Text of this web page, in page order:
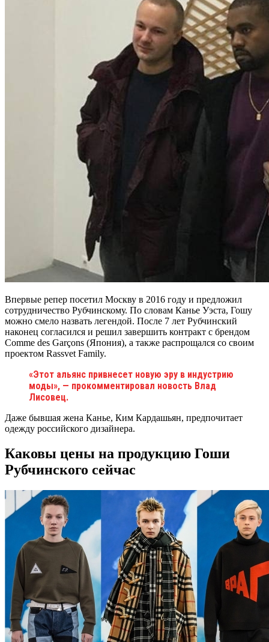
Впервые репер посетил Москву в 2016 году и предложил
сотрудничество Рубчинскому. По словам Канье Уэста, Гошу
можно смело назвать легендой. После 7 лет Рубчинский
наконец согласился и решил завершить контракт с брендом
Comme des Garçons (Япония), а также распрощался со своим
проектом Rassvet Family.
«Этот альянс привнесет новую эру в индустрию
моды», — прокомментировал новость Влад
Лисовец.
Даже бывшая жена Канье, Ким Кардашьян, предпочитает
одежду российского дизайнера.
Каковы цены на продукцию Гоши
Рубчинского сейчас